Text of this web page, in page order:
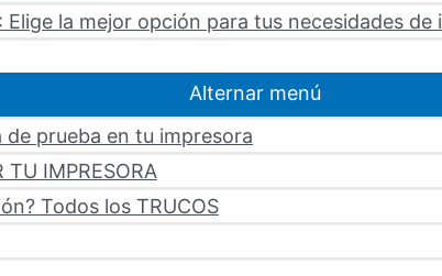
la mejor opción para tus necesidades de
Alternar menú
prueba en tu impresora
IMPRESORA
Todos los TRUCOS